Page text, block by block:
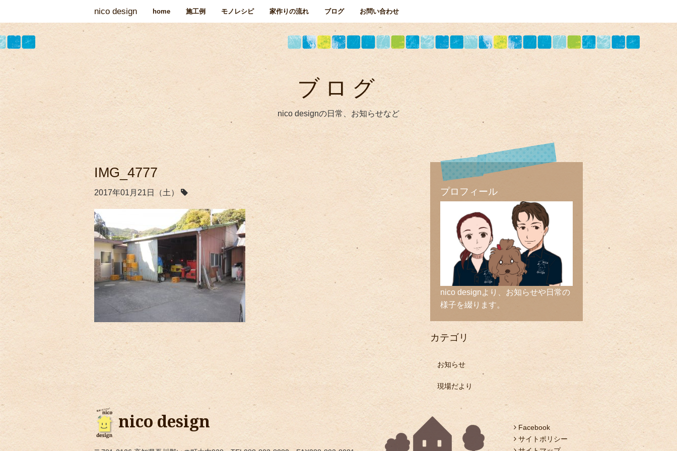
nico design home 施工例 モノレシピ 家作りの流れ ブログ お問い合わせ
ブログ
nico designの日常、お知らせなど
IMG_4777
2017年01月21日（土） プロフィール
nico designより、お知らせや日常の
様子を綴ります。
カテゴリ
お知らせ
現場だより
nico design
Facebook
サイトポリシー